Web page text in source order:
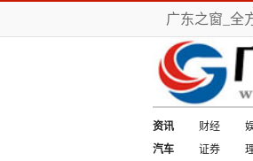
广东之窗_全
资讯 财经
汽车
证券